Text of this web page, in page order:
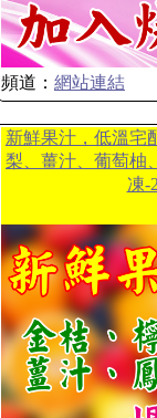
頻道： 網站連結
新鮮果汁，低溫宅
梨、薑汁、葡萄
凍-